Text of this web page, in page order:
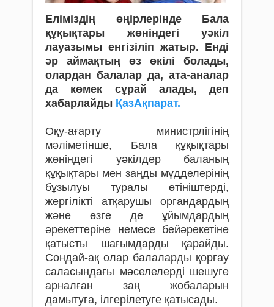
Еліміздің өңірлерінде Бала
құқықтары жөніндегі уәкіл
лауазымы енгізіліп жатыр. Енді
әр аймақтың өз өкілі болады,
олардан балалар да, ата-аналар
да көмек сұрай алады, деп
хабарлайды ҚазАқпарат.
Оқу-ағарту министрлігінің
мәліметінше, Бала құқықтары
жөніндегі уәкілдер баланың
құқықтары мен заңды мүдделерінің
бұзылуы туралы өтініштерді,
жергілікті атқарушы органдардың
және өзге де ұйымдардың
әрекеттеріне немесе бейәрекетіне
қатысты шағымдарды қарайды.
Сондай-ақ олар балаларды қорғау
саласындағы мәселелерді шешуге
арналған заң жобаларын
дамытуға, ілгерілетуге қатысады.